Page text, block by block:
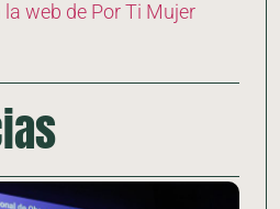
web de Por Ti Mujer